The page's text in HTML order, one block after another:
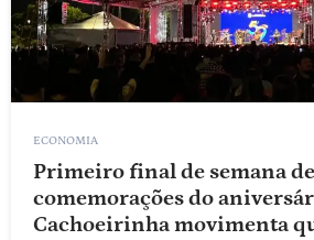
ECONOMIA
Primeiro final de semana de
comemorações do
Cachoeirinha movimenta